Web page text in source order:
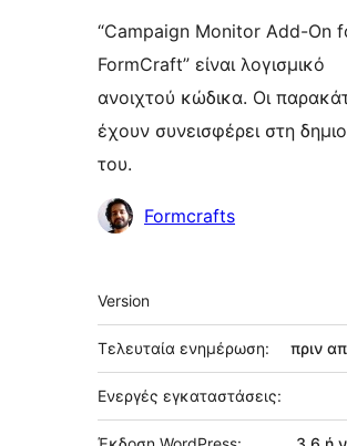
“Campaign Monitor Add-On
FormCraft” είναι λογισμικό
ανοιχτού κώδικα. Οι
έχουν συνεισφέρει στη
του.
Συντελεστές
Formcrafts
Μεταστοιχεία
Version
Τελευταία ενημέρωση: πριν
Ενεργές εγκαταστάσεις: